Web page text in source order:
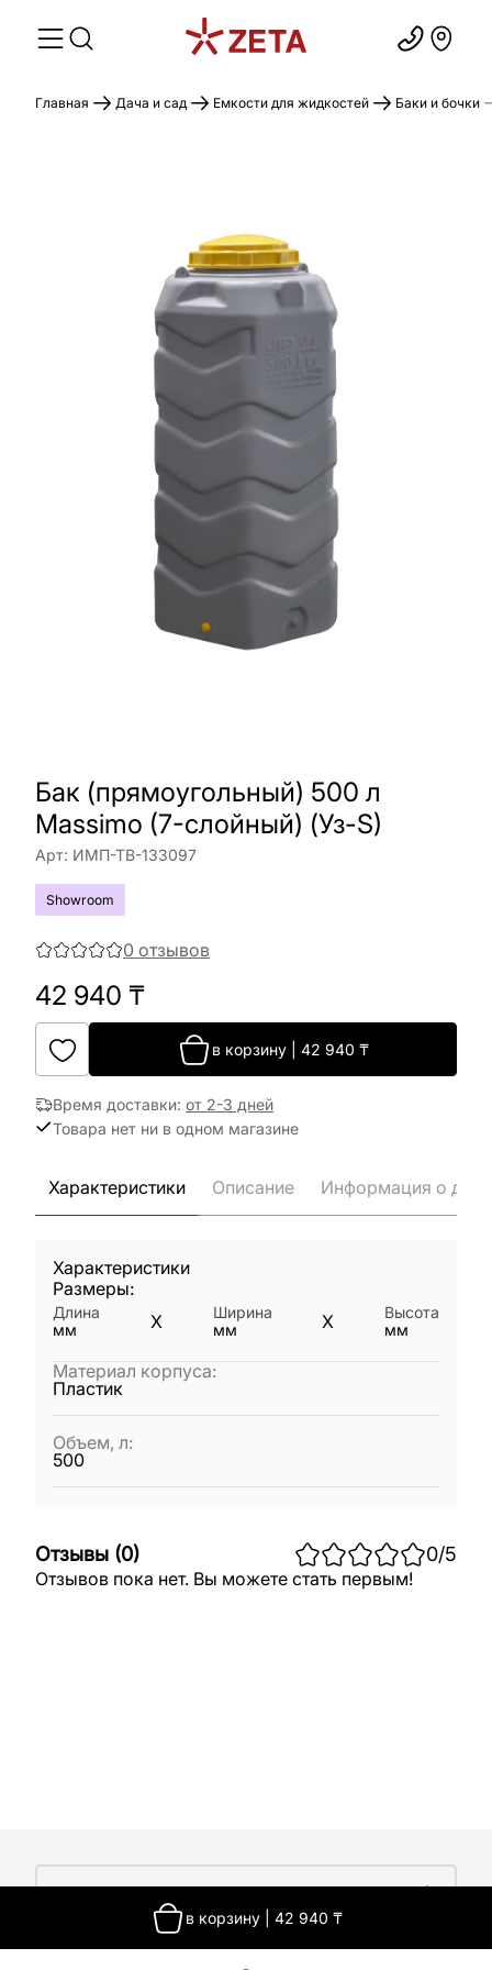
Главная Дача и сад Емкости для жидкостей Баки и бочки
Бак (прямоугольный) 500 л
Massimo (7-слойный) (Уз-S)
Арт: ИМП-ТВ-133097
Showroom
0 отзывов
42 940 ₸
в корзину 42 940 ₸
Время доставки: от 2-3 дней
Товара нет ни в одном магазине
в корзину| 42 940 ₸
Характеристики Описание Информация о
Характеристики
Размеры:
Длина
мм
X
Ширина
мм
X
Высота
мм
Материал корпуса:
Пластик
Объем, л:
500
Отзывы (0) 0/5
Отзывов пока нет. Вы можете стать первым!
О компании
Работа у нас
Покупателям